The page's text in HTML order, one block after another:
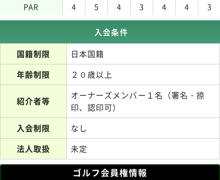
PAR
4 5 4 3 4 4 3
入会条件
国籍制限
日本国籍
年齢制限
２０歳以上
紹介者等
オーナーズメンバー１名（署名・捺
印、認印可）
入会制限
なし
法人取扱
未定
ゴルフ会員権情報